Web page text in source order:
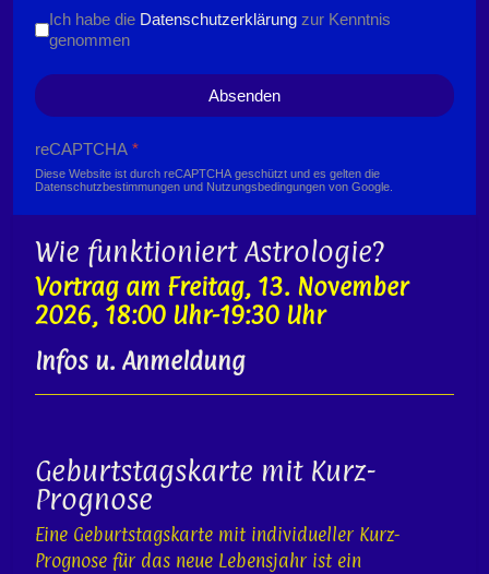
Ich habe die Datenschutzerklärung zur Kenntnis
genommen
Absenden
reCAPTCHA *
Diese Website ist durch reCAPTCHA geschützt und es gelten die
Datenschutzbestimmungen und Nutzungsbedingungen von Google.
Wie funktioniert Astrologie?
Vortrag am Freitag, 13. November
2026, 18:00 Uhr-19:30 Uhr
Infos u. Anmeldung
Geburtstagskarte mit Kurz-
Prognose
Eine Geburtstagskarte mit individueller Kurz-
Prognose für das neue Lebensjahr ist ein